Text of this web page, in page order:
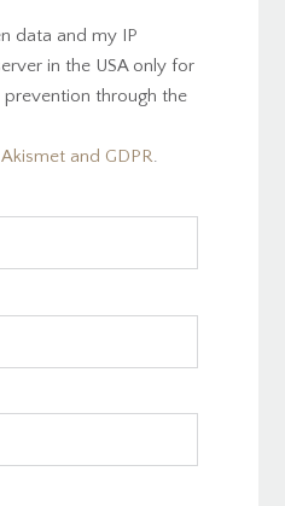
data and my IP
in the USA only for
through the
and GDPR.